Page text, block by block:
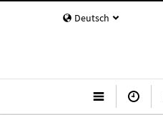
Deutsch